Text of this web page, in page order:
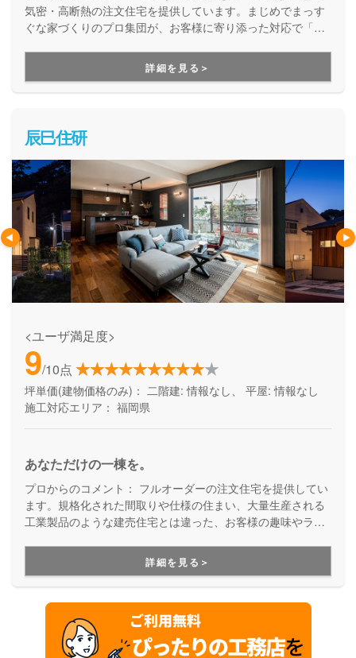
気密・高断熱の注文住宅を提供しています。まじめでまっす
ぐな家づくりのプロ集団が、お客様に寄り添った対応で「お
詳細を見る＞
辰巳住研
<ユーザ満足度>
9/10点
坪単価(建物価格のみ)： 二階建: 情報なし、 平屋: 情報なし
施工対応エリア： 福岡県
あなただけの一棟を。
プロからのコメント： フルオーダーの注文住宅を提供してい
ます。規格化された間取りや仕様の住まい、大量生産される
工業製品のような建売住宅とは違った、お客様の趣味やライ
棟が建つ。そんな家づくりです。
詳細を見る＞